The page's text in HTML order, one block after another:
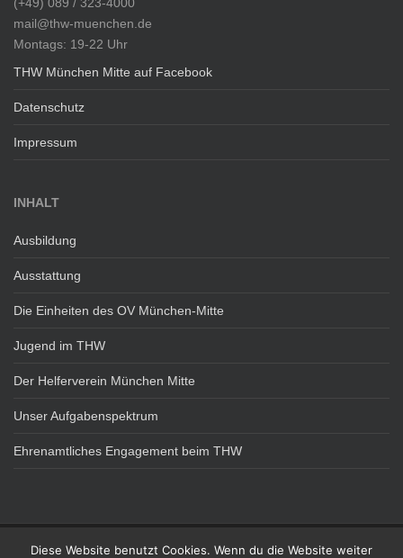
mail@thw-muenchen.de
Montags: 19-22 Uhr
THW München Mitte auf Facebook
Datenschutz
Impressum
INHALT
Ausbildung
Ausstattung
Die Einheiten des OV München-Mitte
Jugend im THW
Der Helferverein München Mitte
Unser Aufgabenspektrum
Ehrenamtliches Engagement beim THW
DATENSCHUTZ IMPRESSUM
Diese Website benutzt Cookies. Wenn du die Website weiter